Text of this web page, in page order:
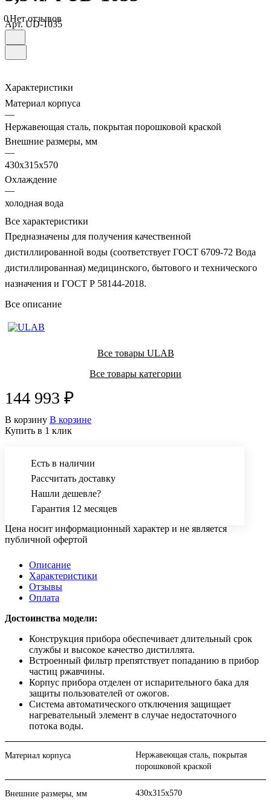
0Нет отзывов
Арт.UD-1035
Характеристики
Материал корпуса
—
Нержавеющая сталь, покрытая порошковой краской
Внешние размеры, мм
—
430х315х570
Охлаждение
—
холодная вода
Все характеристики
Предназначены для получения качественной
дистиллированной воды (соответствует ГОСТ 6709-72 Вода
дистиллированная) медицинского, бытового и технического
назначения и ГОСТ Р 58144-2018.
Все описание
Все товары ULAB
Все товары категории
144 993 ₽
В корзину В корзине
Купить в 1 клик
Есть в наличии
Рассчитать доставку
Нашли дешевле?
Гарантия 12 месяцев
Цена носит информационный характер и не является
публичной офертой
Описание
Характеристики
Отзывы
Оплата
Достоинства модели:
Конструкция прибора обеспечивает длительный срок
службы и высокое качество дистиллята.
Встроенный фильтр препятствует попаданию в прибор
частиц ржавчины.
Корпус прибора отделен от испарительного бака для
защиты пользователей от ожогов.
Система автоматического отключения защищает
нагревательный элемент в случае недостаточного
потока воды.
Материал корпуса
Нержавеющая сталь, покрытая
порошковой краской
Внешние размеры, мм 430х315х570